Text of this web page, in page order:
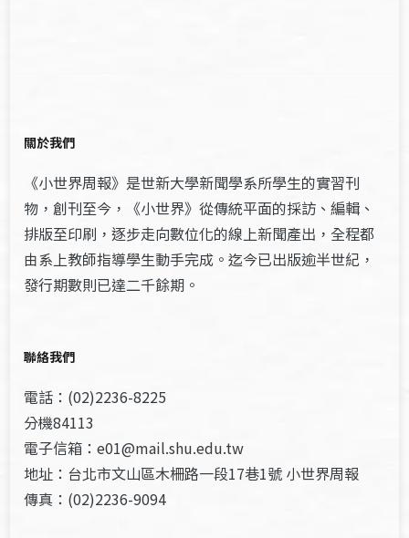
關於我們
《小世界周報》是世新大學新聞學系所學生的實習刊
物，創刊至今，《小世界》從傳統平面的採訪、編輯、
排版至印刷，逐步走向數位化的線上新聞產出，全程都
由系上教師指導學生動手完成。迄今已出版逾半世紀，
發行期數則已達二千餘期。
聯絡我們
電話：(02)2236-8225
分機84113
電子信箱：e01@mail.shu.edu.tw
地址：台北市文山區木柵路一段17巷1號 小世界周報
傳真：(02)2236-9094